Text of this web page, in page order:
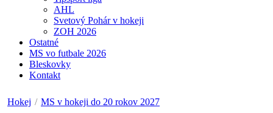
AHL
Svetový Pohár v hokeji
ZOH 2026
Ostatné
MS vo futbale 2026
Bleskovky
Kontakt
Hokej / MS v hokeji do 20 rokov 2027